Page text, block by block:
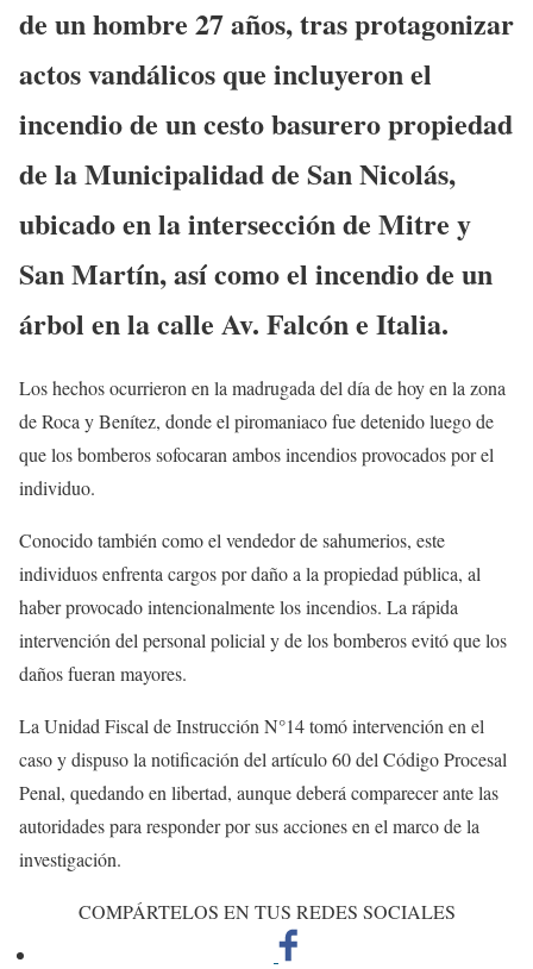
de un hombre 27 años, tras protagonizar
actos vandálicos que incluyeron el
incendio de un cesto basurero propiedad
de la Municipalidad de San Nicolás,
ubicado en la intersección de Mitre y
San Martín, así como el incendio de un
árbol en la calle Av. Falcón e Italia.
Los hechos ocurrieron en la madrugada del día de hoy en la zona
de Roca y Benítez, donde el piromaniaco fue detenido luego de
que los bomberos sofocaran ambos incendios provocados por el
individuo.
Conocido también como el vendedor de sahumerios, este
individuos enfrenta cargos por daño a la propiedad pública, al
haber provocado intencionalmente los incendios. La rápida
intervención del personal policial y de los bomberos evitó que los
daños fueran mayores.
La Unidad Fiscal de Instrucción N°14 tomó intervención en el
caso y dispuso la notificación del artículo 60 del Código Procesal
Penal, quedando en libertad, aunque deberá comparecer ante las
autoridades para responder por sus acciones en el marco de la
investigación.
COMPÁRTELOS EN TUS REDES SOCIALES